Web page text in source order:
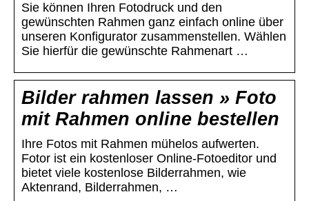
Sie können Ihren Fotodruck und den
gewünschten Rahmen ganz einfach online über
unseren Konfigurator zusammenstellen. Wählen
Sie hierfür die gewünschte Rahmenart …
Bilder rahmen lassen » Foto
mit Rahmen online bestellen
Ihre Fotos mit Rahmen mühelos aufwerten.
Fotor ist ein kostenloser Online-Fotoeditor und
bietet viele kostenlose Bilderrahmen, wie
Aktenrand, Bilderrahmen, …